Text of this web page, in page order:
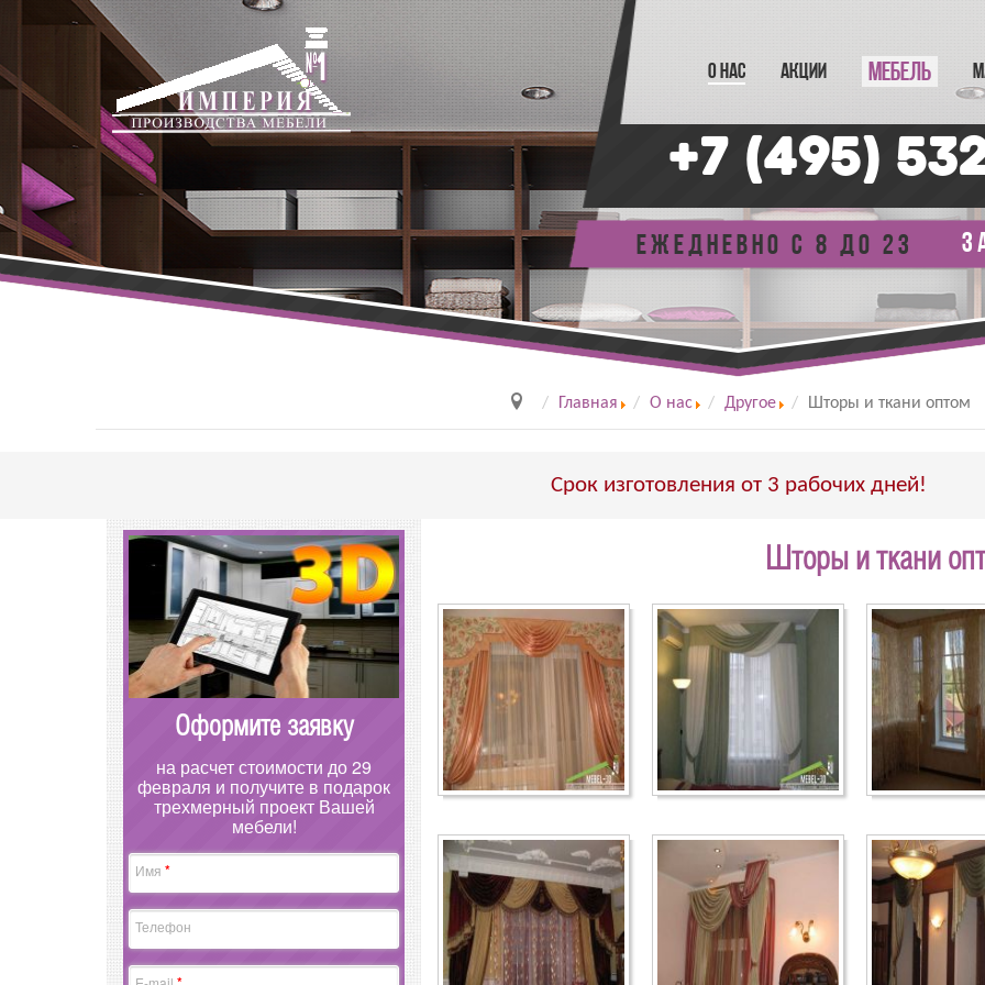
О НАС АКЦИИ МЕБЕЛЬ
+7 (495)
Ежедневно с 8 до 23
Главная О нас Другое Шторы и ткани оптом
Срок изготовления от 3 рабочих дней!
Оформите заявку
на расчет стоимости до 29
февраля и получите в подарок
трехмерный проект Вашей
мебели!
Имя *
Телефон
Шторы и ткани